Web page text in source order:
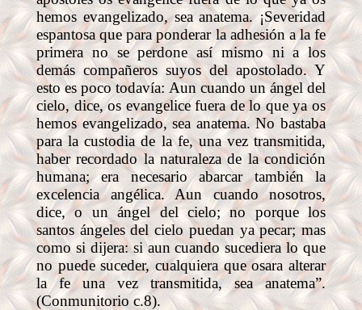
hemos evangelizado, sea anatema. ¡Severidad
espantosa que para ponderar la adhesión a la fe
primera no se perdone así mismo ni a los
demás compañeros suyos del apostolado. Y
esto es poco todavía: Aun cuando un ángel del
cielo, dice, os evangelice fuera de lo que ya os
hemos evangelizado, sea anatema. No bastaba
para la custodia de la fe, una vez transmitida,
haber recordado la naturaleza de la condición
humana; era necesario abarcar también la
excelencia angélica. Aun cuando nosotros,
dice, o un ángel del cielo; no porque los
santos ángeles del cielo puedan ya pecar; mas
como si dijera: si aun cuando sucediera lo que
no puede suceder, cualquiera que osara alterar
la fe una vez transmitida, sea anatema”.
(Conmunitorio c.8).